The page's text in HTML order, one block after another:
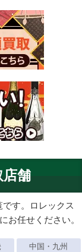
舗
す。ロレックス
お任せください。
中国・九州